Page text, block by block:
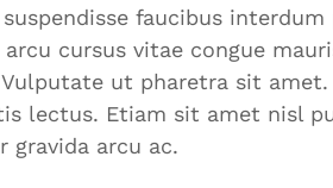
faucibus
cursus vitae congue
ut pharetra sit
lectus. Etiam sit amet nisl
gravida arcu ac.